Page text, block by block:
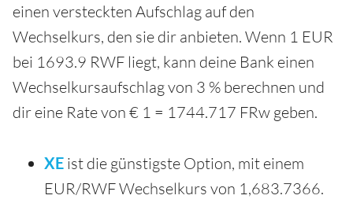
einen versteckten Aufschlag auf den
Wechselkurs, den sie dir anbieten. Wenn 1 EUR
bei 1693.9 RWF liegt, kann deine Bank einen
Wechselkursaufschlag von 3 % berechnen und
dir eine Rate von € 1 = 1744.717 FRw geben.
XE ist die günstigste Option, mit einem
EUR/RWF Wechselkurs von 1,683.7366.